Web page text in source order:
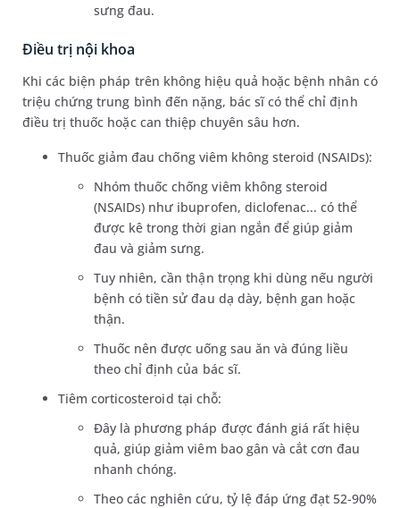
sưng đau.
Điều trị nội khoa
Khi các biện pháp trên không hiệu quả hoặc bệnh nhân có
triệu chứng trung bình đến nặng, bác sĩ có thể chỉ định
điều trị thuốc hoặc can thiệp chuyên sâu hơn.
Thuốc giảm đau chống viêm không steroid (NSAIDs):
Nhóm thuốc chống viêm không steroid
(NSAIDs) như ibuprofen, diclofenac... có thể
được kê trong thời gian ngắn để giúp giảm
đau và giảm sưng.
Tuy nhiên, cần thận trọng khi dùng nếu người
bệnh có tiền sử đau dạ dày, bệnh gan hoặc
thận.
Thuốc nên được uống sau ăn và đúng liều
theo chỉ định của bác sĩ.
Tiêm corticosteroid tại chỗ:
Đây là phương pháp được đánh giá rất hiệu
quả, giúp giảm viêm bao gân và cắt cơn đau
nhanh chóng.
Theo các nghiên cứu, tỷ lệ đáp ứng đạt 52-90%